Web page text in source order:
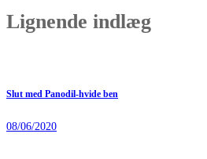
Lignende indlæg
Slut med Panodil-hvide ben
08/06/2020